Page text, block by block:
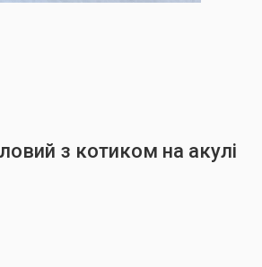
з котиком на акулі